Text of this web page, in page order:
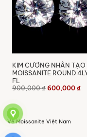
KIM CƯƠNG NHÂN TẠO
MOISSANITE ROUND
FL
900,000₫ Giá
600,000₫Giá
₫.
Về Moissanite Việt Nam